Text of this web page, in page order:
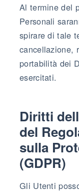
Al termine del
Personali
spirare di tale
cancellazione,
portabilità dei
esercitati.
Diritti
del
sulla
(GDPR)
Gli Utenti